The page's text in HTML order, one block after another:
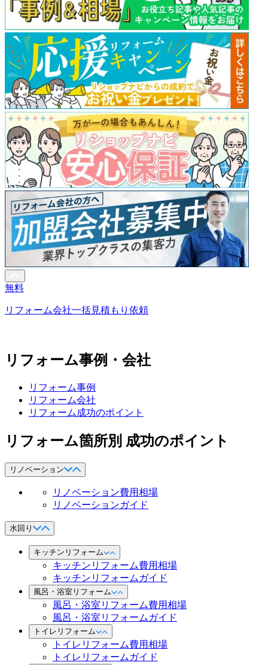
無料
リフォーム会社一括見積もり依頼
リフォーム事例・会社
リフォーム事例
リフォーム会社
リフォーム成功のポイント
リフォーム箇所別 成功のポイント
リノベーション
リノベーション費用相場
リノベーションガイド
水回り
キッチンリフォーム
キッチンリフォーム費用相場
キッチンリフォームガイド
風呂・浴室リフォーム
風呂・浴室リフォーム費用相場
風呂・浴室リフォームガイド
トイレリフォーム
トイレリフォーム費用相場
トイレリフォームガイド